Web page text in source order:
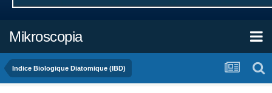
Mikroscopia
Indice Biologique Diatomique (IBD)